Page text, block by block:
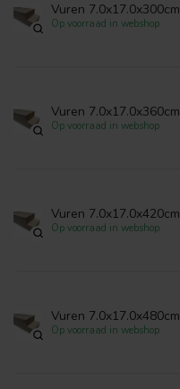
Vuren 7.0x17.0x300cm
Op voorraad in webshop
Vuren 7.0x17.0x360cm
Op voorraad in webshop
Vuren 7.0x17.0x420cm
Op voorraad in webshop
Vuren 7.0x17.0x480cm
Op voorraad in webshop